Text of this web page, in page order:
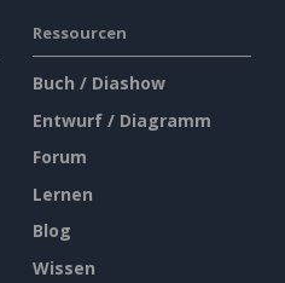
Ressourcen
Buch / Diashow
Entwurf / Diagramm
Forum
Lernen
Blog
Wissen